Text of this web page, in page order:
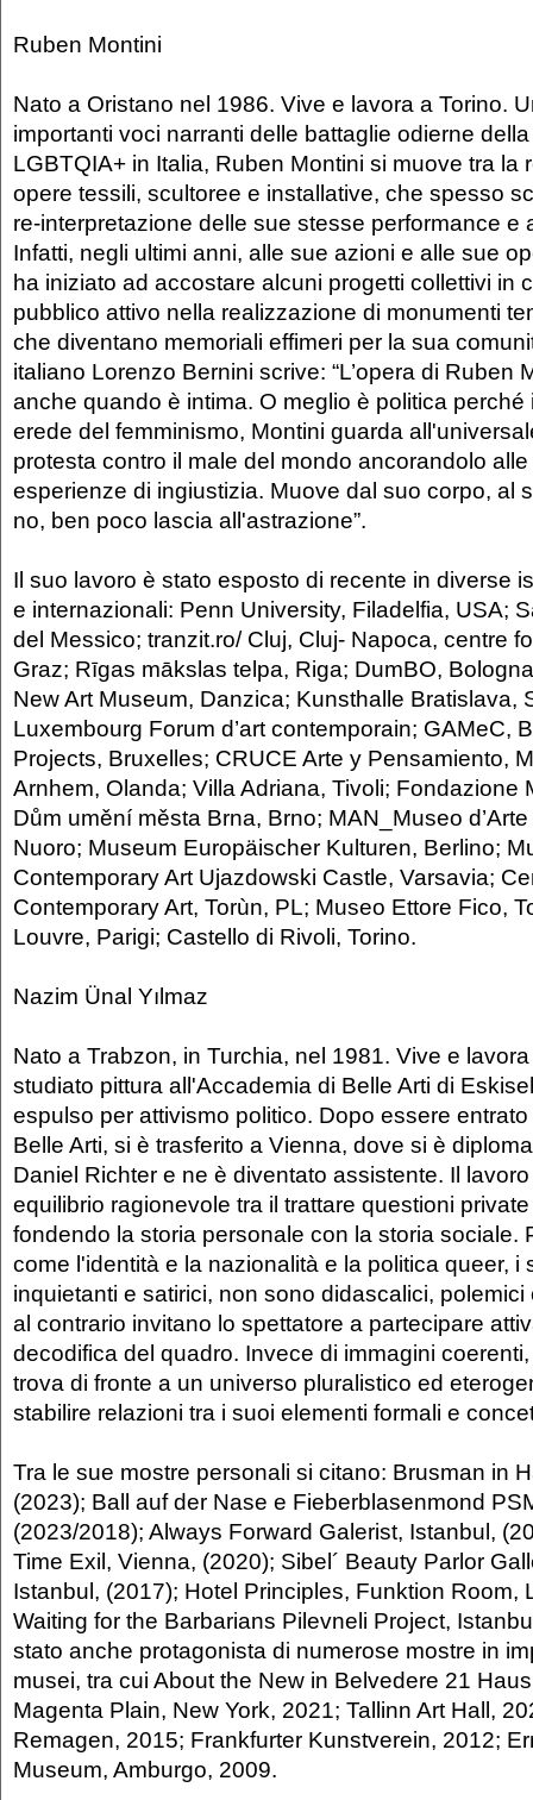
Ruben Montini
Nato a Oristano nel 1986. Vive e lavora a Torino.
importanti voci narranti delle battaglie odierne
LGBTQIA+ in Italia, Ruben Montini si muove tra la
opere tessili, scultoree e installative, che spesso
re-interpretazione delle sue stesse performance e
Infatti, negli ultimi anni, alle sue azioni e alle sue
ha iniziato ad accostare alcuni progetti collettivi in
pubblico attivo nella realizzazione di monumenti
che diventano memoriali effimeri per la sua
italiano Lorenzo Bernini scrive: “L’opera di Ruben
anche quando è intima. O meglio è politica perché
erede del femminismo, Montini guarda
protesta contro il male del mondo ancorandolo
esperienze di ingiustizia. Muove dal suo corpo, al
no, ben poco lascia all'astrazione”.
Il suo lavoro è stato esposto di recente in diverse
e internazionali: Penn University, Filadelfia, USA;
del Messico; tranzit.ro/ Cluj, Cluj- Napoca, centre
Graz; Rīgas mākslas telpa, Riga; DumBO,
New Art Museum, Danzica; Kunsthalle Bratislava,
Luxembourg Forum d’art contemporain; GAMeC,
Projects, Bruxelles; CRUCE Arte y Pensamiento,
Arnhem, Olanda; Villa Adriana, Tivoli; Fondazione
Dům umění města Brna, Brno; MAN_Museo
Nuoro; Museum Europäischer Kulturen, Berlino;
Contemporary Art Ujazdowski Castle, Varsavia;
Contemporary Art, Torùn, PL; Museo Ettore Fico,
Louvre, Parigi; Castello di Rivoli, Torino.
Nazim Ünal Yılmaz
Nato a Trabzon, in Turchia, nel 1981. Vive e
studiato pittura all'Accademia di Belle Arti di
espulso per attivismo politico. Dopo essere
Belle Arti, si è trasferito a Vienna, dove si è
Daniel Richter e ne è diventato assistente. Il lavoro
equilibrio ragionevole tra il trattare questioni
fondendo la storia personale con la storia sociale.
come l'identità e la nazionalità e la politica queer, i
inquietanti e satirici, non sono didascalici,
al contrario invitano lo spettatore a partecipare
decodifica del quadro. Invece di immagini
trova di fronte a un universo pluralistico ed
stabilire relazioni tra i suoi elementi formali e
Tra le sue mostre personali si citano: Brusman in
(2023); Ball auf der Nase e Fieberblasenmond
(2023/2018); Always Forward Galerist, Istanbul,
Time Exil, Vienna, (2020); Sibel´ Beauty Parlor
Istanbul, (2017); Hotel Principles, Funktion Room,
Waiting for the Barbarians Pilevneli Project,
stato anche protagonista di numerose mostre in
musei, tra cui About the New in Belvedere 21
Magenta Plain, New York, 2021; Tallinn Art Hall,
Remagen, 2015; Frankfurter Kunstverein, 2012;
Museum, Amburgo, 2009.